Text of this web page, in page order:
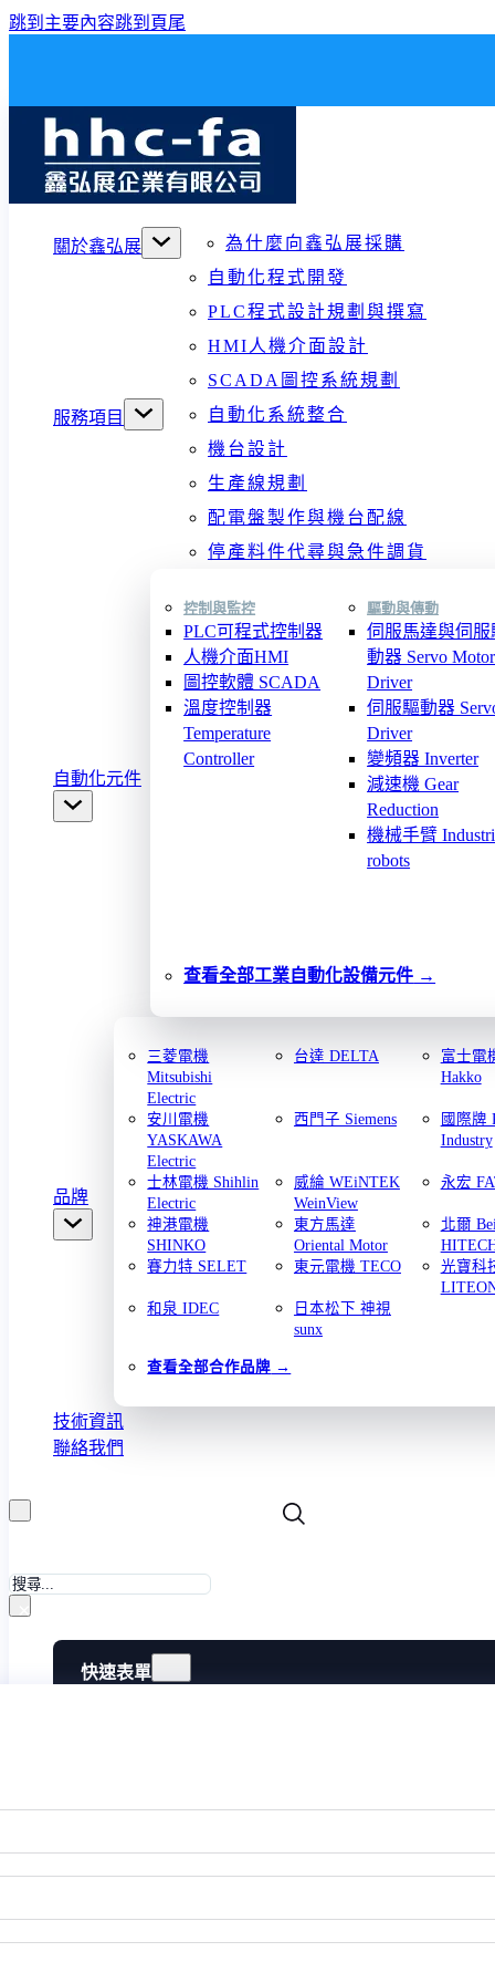
跳到主要內容跳到頁尾
關於鑫弘展 為什麼向鑫弘展採購
服務項目
自動化程式開發
PLC程式設計規劃與撰寫
HMI人機介面設計
SCADA圖控系統規劃
自動化系統整合
機台設計
生產線規劃
配電盤製作與機台配線
停產料件代尋與急件調貨
自動化元件
控制與監控
PLC可程式控制器
人機介面HMI
圖控軟體 SCADA
溫度控制器
Temperature
Controller
驅動與傳動
伺服馬達與伺服
動器 Servo
Driver
伺服驅動器
Driver
變頻器 Inverter
減速機 Gear
Reduction
機械手臂
robots
查看全部工業自動化設備元件
品牌
三菱電機
Mitsubishi
Electric
台達 DELTA
富士電
Hakko
安川電機
YASKAWA
Electric
西門子 Siemens
國際牌
Industry
士林電機 Shihlin
Electric
威綸 WEiNTEK
WeinView
永宏
神港電機
SHINKO
東方馬達
Oriental Motor
北爾
賽力特 SELET
東元電機 TECO
光寶科
和泉 IDEC
日本松下 神視
sunx
查看全部合作品牌
技術資訊
聯絡我們
搜
×
快速表單